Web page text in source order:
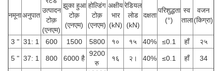
नमूनाअनुपात
उत्पादन
टोक़
(एनएम)
झुका हुआ
टोक़
(एनएम)
होल्डिंग
टोक़
(एनएम)
अक्षीय
भार
(kN)
रेडियल
लोड
(kN)
दक्षता
परिशुद्धता
(°)
स्व
ताला
वजन
(किग्रा)
3 " 31: 1 600 1500 5800 १० १५ 40% ≤0.1 हाँ २५
5 " 37: 1 800 6000 है
9200
रु
१६ २। 40% ≤0.1 हाँ 34